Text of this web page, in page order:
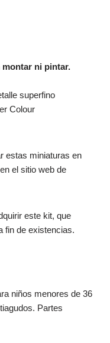
ni pintar.
superfino
Colour
estas miniaturas en
el sitio web de
este kit, que
fin de existencias.
niños menores de 36
Partes